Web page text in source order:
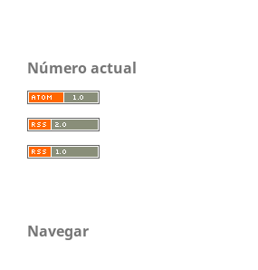
Número actual
Navegar